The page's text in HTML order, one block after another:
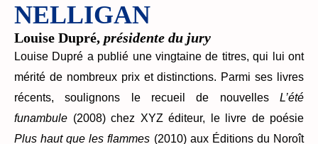
NELLIGAN
Louise Dupré, présidente du jury
Louise Dupré a publié une vingtaine de titres, qui lui ont
mérité de nombreux prix et distinctions. Parmi ses livres
récents, soulignons le recueil de nouvelles L’été
funambule (2008) chez XYZ éditeur, le livre de poésie
Plus haut que les flammes (2010) aux Éditions du Noroît